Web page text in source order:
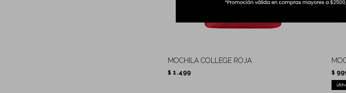
MOCHILA COLLEGE ROJA
$ 1.499 $